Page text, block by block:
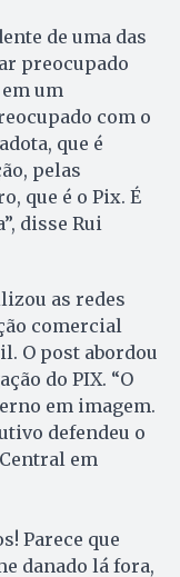
de uma das
preocupado
um
com o
que é
pelas
que é o Pix. É
disse Rui
as redes
comercial
O post abordou
do PIX. “O
em imagem.
defendeu o
em
Parece que
danado lá fora,